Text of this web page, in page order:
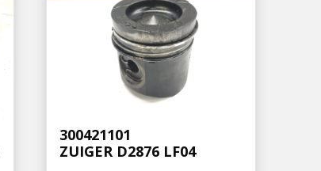
300421101
ZUIGER D2876 LF04